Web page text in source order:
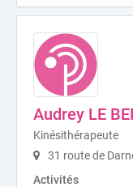
Audrey LE
Kinésithérapeute
31 route de
Activités